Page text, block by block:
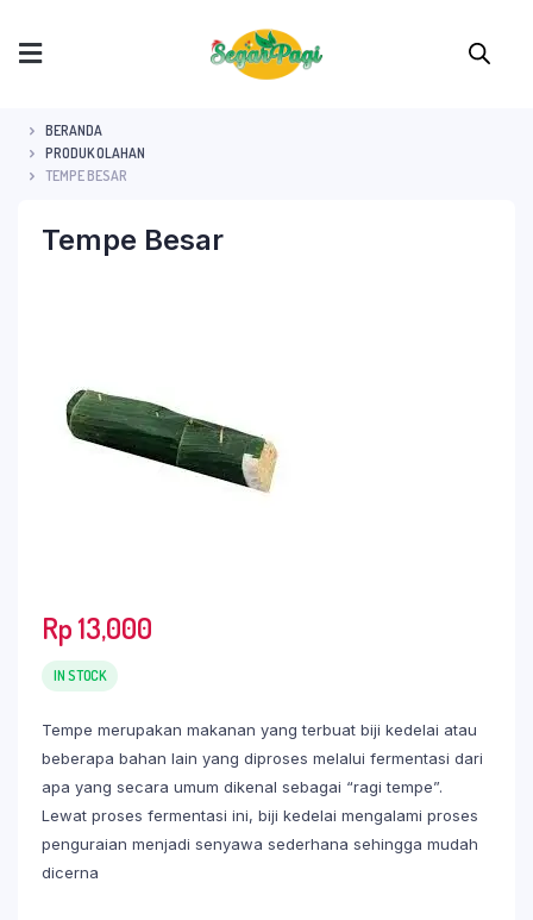
BERANDA
PRODUK OLAHAN
TEMPE BESAR
Tempe Besar
Rp13,000
IN STOCK
Tempe merupakan makanan yang terbuat biji kedelai atau
beberapa bahan lain yang diproses melalui fermentasi dari
apa yang secara umum dikenal sebagai “ragi tempe”.
Lewat proses fermentasi ini, biji kedelai mengalami proses
penguraian menjadi senyawa sederhana sehingga mudah
dicerna